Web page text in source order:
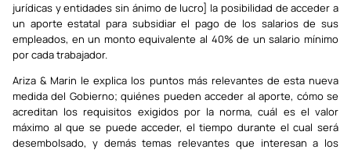
jurídicas y entidades sin ánimo de lucro] la posibilidad de acceder a
un aporte estatal para subsidiar el pago de los salarios de sus
empleados, en un monto equivalente al 40% de un salario mínimo
por cada trabajador.
Ariza & Marin le explica los puntos más relevantes de esta nueva
medida del Gobierno; quiénes pueden acceder al aporte, cómo se
acreditan los requisitos exigidos por la norma, cuál es el valor
máximo al que se puede acceder, el tiempo durante el cual será
desembolsado, y demás temas relevantes que interesan a los